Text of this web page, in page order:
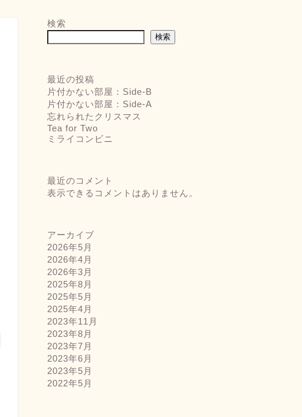
検索
検索
最近の投稿
片付かない部屋：Side-B
片付かない部屋：Side-A
忘れられたクリスマス
Tea for Two
ミライコンビニ
最近のコメント
表示できるコメントはありません。
アーカイブ
2026年5月
2026年4月
2026年3月
2025年8月
2025年5月
2025年4月
2023年11月
2023年8月
2023年7月
2023年6月
2023年5月
2022年5月